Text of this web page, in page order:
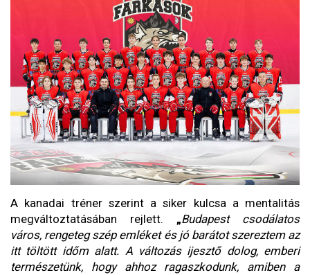
A kanadai tréner szerint a siker kulcsa a mentalitás
megváltoztatásában rejlett. „Budapest csodálatos
város, rengeteg szép emléket és jó barátot szereztem az
itt töltött időm alatt. A változás ijesztő dolog, emberi
természetünk, hogy ahhoz ragaszkodunk, amiben a